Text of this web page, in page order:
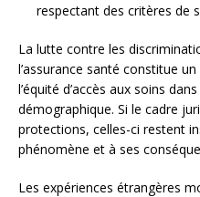
respectant des critères de
La lutte contre les
l’assurance santé constitue
l’équité d’accès aux soins
démographique. Si le cadre
protections, celles-ci restent
phénomène et à ses
Les expériences étrangères